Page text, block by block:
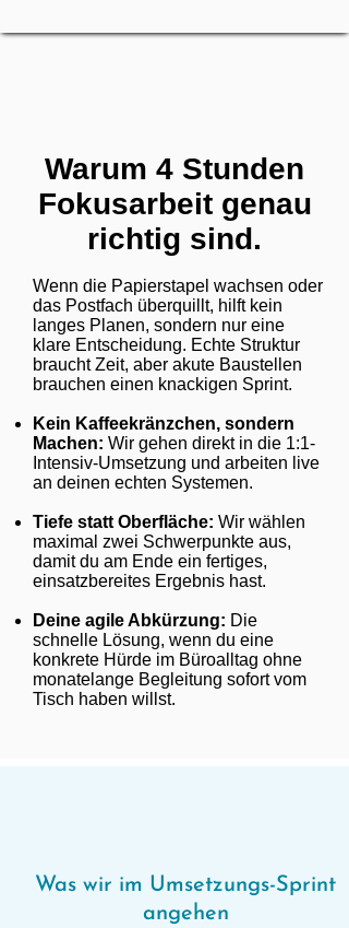
Warum 4 Stunden
Fokusarbeit genau
richtig sind.
Wenn die Papierstapel wachsen oder
das Postfach überquillt, hilft kein
langes Planen, sondern nur eine
klare Entscheidung. Echte Struktur
braucht Zeit, aber akute Baustellen
brauchen einen knackigen Sprint.
Kein Kaffeekränzchen, sondern
Machen: Wir gehen direkt in die 1:1-
Intensiv-Umsetzung und arbeiten live
an deinen echten Systemen.
Tiefe statt Oberfläche: Wir wählen
maximal zwei Schwerpunkte aus,
damit du am Ende ein fertiges,
einsatzbereites Ergebnis hast.
Deine agile Abkürzung: Die
schnelle Lösung, wenn du eine
konkrete Hürde im Büroalltag ohne
monatelange Begleitung sofort vom
Tisch haben willst.
Was wir im Umsetzungs-Sprint
angehen